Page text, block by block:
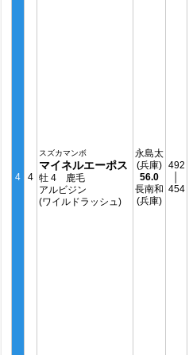
4 4
スズカマンボ
マイネルエーポス
牡 4 鹿毛
アルビジン
(ワイルドラッシュ)
永島太
(兵庫)
56.0
長南和
(兵庫)
492
454